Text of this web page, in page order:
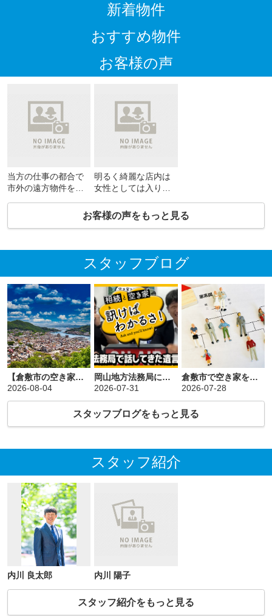
新着物件
おすすめ物件
お客様の声
当方の仕事の都合で
市外の遠方物件を希
き、親身になって内
しだったため、最初
は不安もありました
が、正直不動産さん
に話を聞いていただ
いてからは、安心し
てお願いすることが
できました。
本当にありがとうご
ざいました。
明るく綺麗な店内は
女性としては入りや
なご夫婦が迎えて下
さいます。話をよく
お客様の声をもっと見る
スタッフブログ
【倉敷市の空き家売却】市街化調整区域の実家は要注意！売れ方の違いと「瑕疵担保責任」のリスクをプロが徹底解説
2026-08-04
岡山地方法務局にて法務局職員に向けて講演をしました！ー倉敷市で空き家のことなら正直不動産へー
2026-07-31
倉敷市で空き家を売ろうにも相続登記ができていないと売れない現実！
2026-07-28
スタッフブログをもっと見る
スタッフ紹介
内川 良太郎 内川 陽子
スタッフ紹介をもっと見る